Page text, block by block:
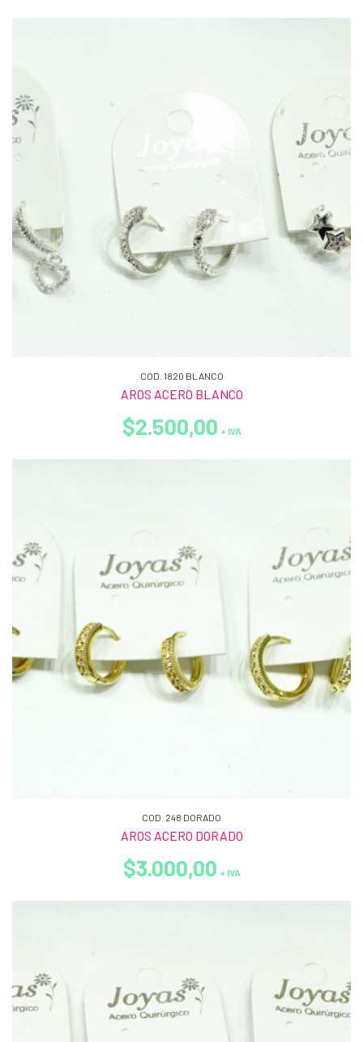
COD. 1820 BLANCO
AROS ACERO BLANCO
$2.500,00 + IVA
COD. 248 DORADO
AROS ACERO DORADO
$3.000,00 + IVA